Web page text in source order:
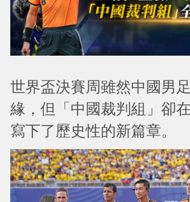
世界盃決賽周雖然中國男
緣，但「中國裁判組」卻
寫下了歷史性的新篇章。